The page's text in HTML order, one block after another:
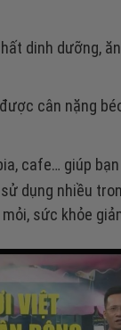
dinh dưỡng,
cân nặng
cafe… giúp
dụng nhiều
sức khỏe